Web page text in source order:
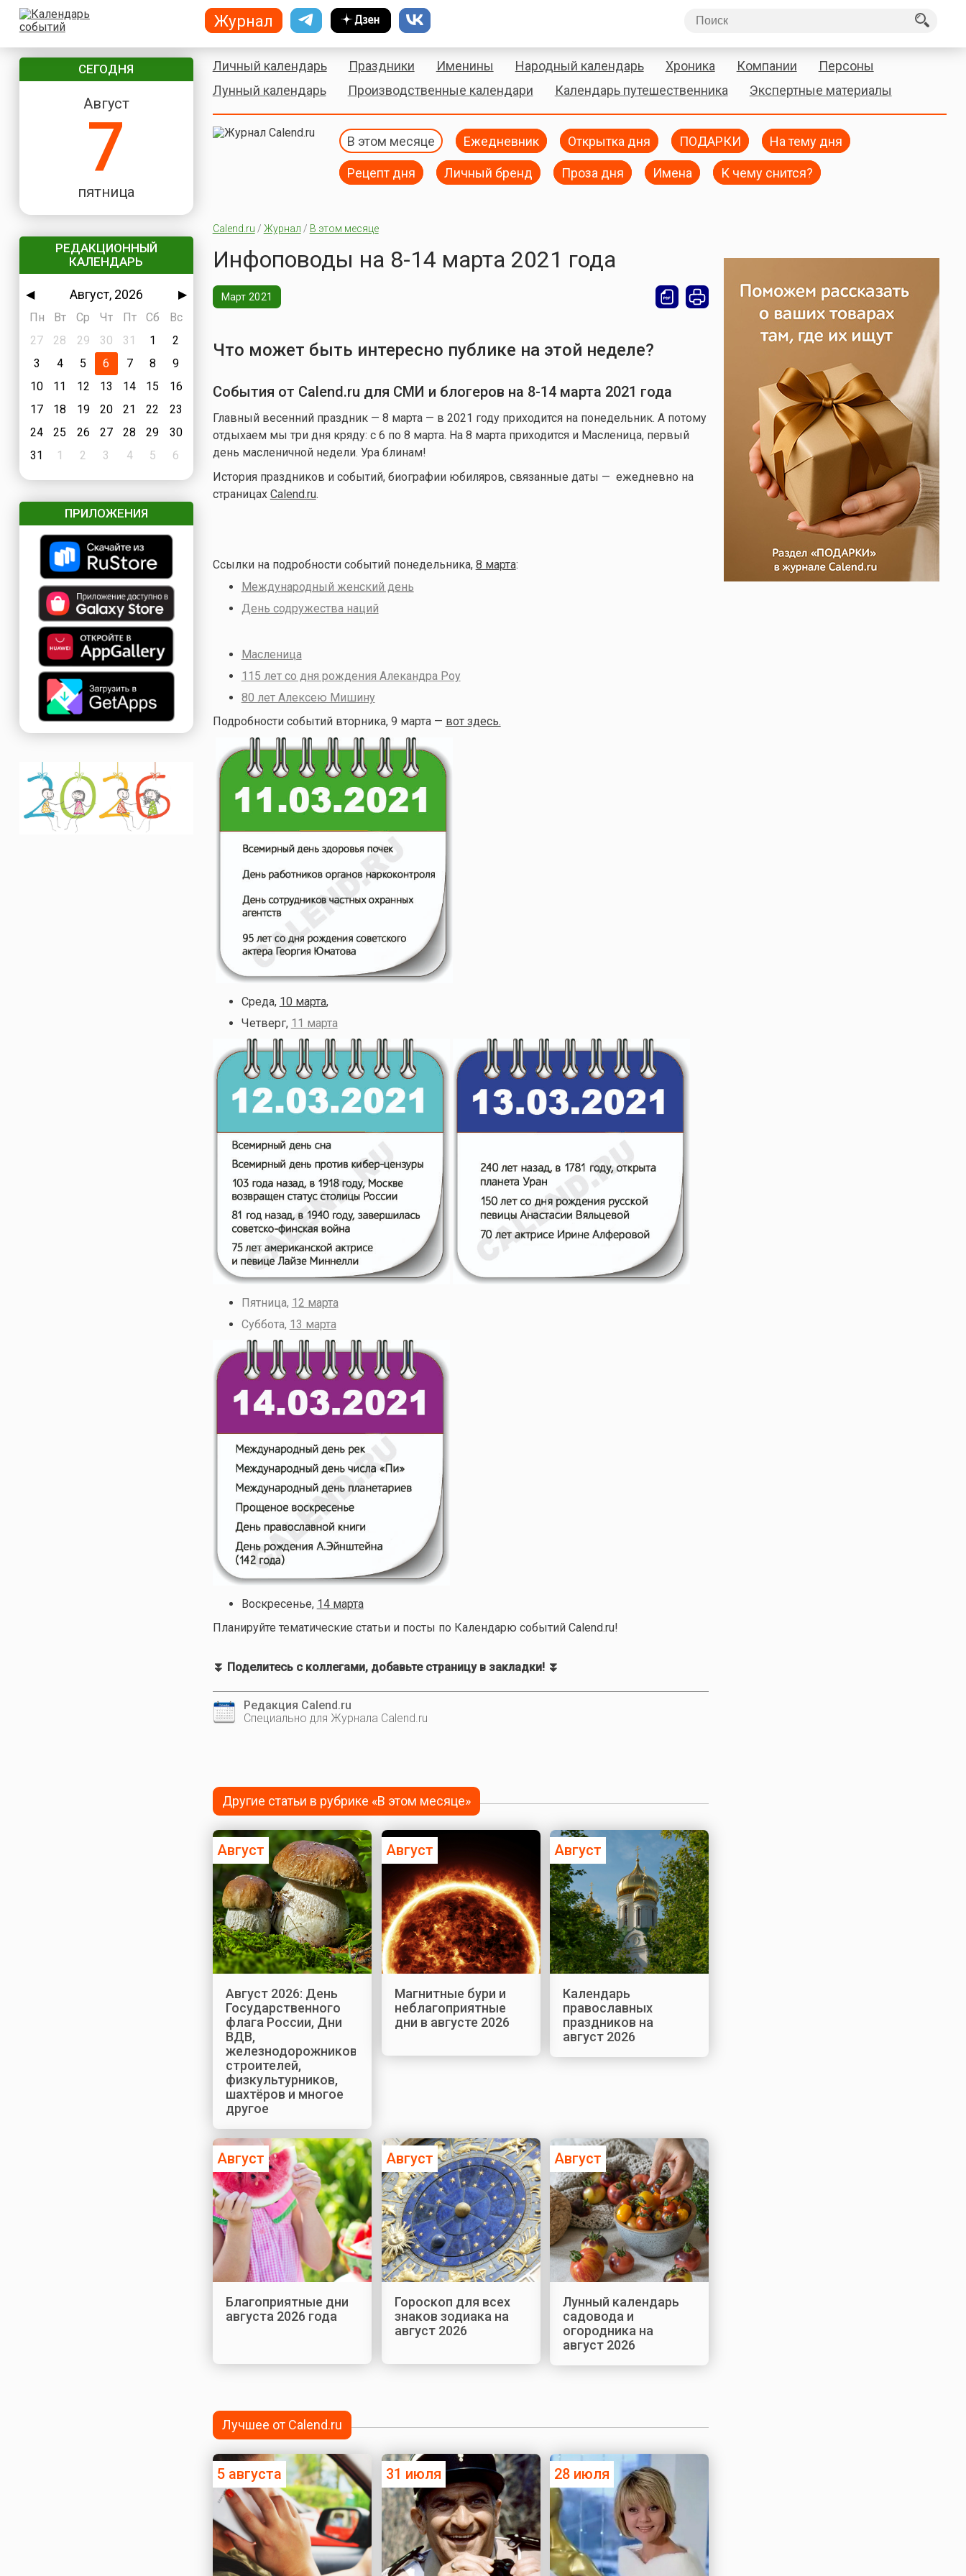
СЕГОДНЯ
Август
7
пятница
РЕДАКЦИОННЫЙ
КАЛЕНДАРЬ
◀ Август, 2026
▶
Пн
Вт Ср Чт Пт Сб
Вс
27
28 29 30 31 1
2
3
4 5 6 7 8
9
10
11 12 13 14 15
16
17
18 19 20 21 22
23
24
25 26 27 28 29
30
31
1 2 3 4 5 6
ПРИЛОЖЕНИЯ
Личный календарь Праздники Именины Народный календарь Хроника Компании
Персоны
Лунный календарь
Производственные календари Календарь путешественника Экспертные материалы
В этом месяце Ежедневник Открытка дня ПОДАРКИ На тему дня
Рецепт дня Личный бренд Проза дня Имена К чему снится?
Calend.ru / Журнал / В этом месяце
Инфоповоды на 8-14 марта 2021 года
Март 2021
Что может быть интересно публике на этой неделе?
События от Calend.ru для СМИ и блогеров на 8-14 марта 2021 года
Главный весенний праздник — 8 марта — в 2021 году приходится на понедельник. А потому
отдыхаем мы три дня кряду: с 6 по 8 марта. На 8 марта приходится и Масленица, первый
день масленичной недели. Ура блинам!
История праздников и событий, биографии юбиляров, связанные даты — ежедневно на
страницах Calend.ru.
Ссылки на подробности событий понедельника, 8 марта:
Международный женский день
День содружества наций
Масленица
115 лет со дня рождения Алекандра Роу
80 лет Алексею Мишину
Подробности событий вторника, 9 марта — вот здесь.
Среда, 10 марта,
Четверг, 11 марта
Пятница, 12 марта
Суббота, 13 марта
Воскресенье, 14 марта
Планируйте тематические статьи и посты по Календарю событий Calend.ru!
⏬ Поделитесь с коллегами, добавьте страницу в закладки! ⏬
Редакция Calend.ru
Специально для Журнала Calend.ru
Другие статьи в рубрике «В этом месяце»
Август
Август 2026: День
Государственного
флага России, Дни
ВДВ,
железнодорожников,
строителей,
физкультурников,
шахтёров и многое
другое
Август
Магнитные бури и
неблагоприятные
дни в августе 2026
Август
Календарь
православных
праздников на
август 2026
Август
Благоприятные дни
августа 2026 года
Август
Гороскоп для всех
знаков зодиака на
август 2026
Август
Лунный календарь
садовода и
огородника на
август 2026
Лучшее от Calend.ru
5 августа 31 июля 28 июля
Журнал